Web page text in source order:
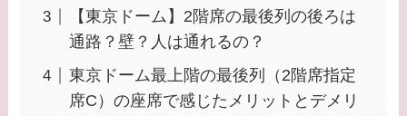
【東京ドーム】2階席の最後列の後ろは
通路？壁？人は通れるの？
東京ドーム最上階の最後列（2階席指定
席C）の座席で感じたメリットとデメリ